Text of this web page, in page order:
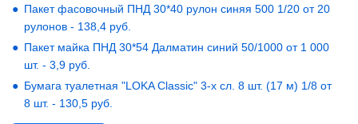
Пакет фасовочный ПНД 30*40 рулон синяя 500 1/20 от 20
рулонов - 138,4 руб.
Пакет майка ПНД 30*54 Далматин синий 50/1000 от 1 000
шт. - 3,9 руб.
Бумага туалетная "LOKA Classic" 3-х сл. 8 шт. (17 м) 1/8 от
8 шт. - 130,5 руб.